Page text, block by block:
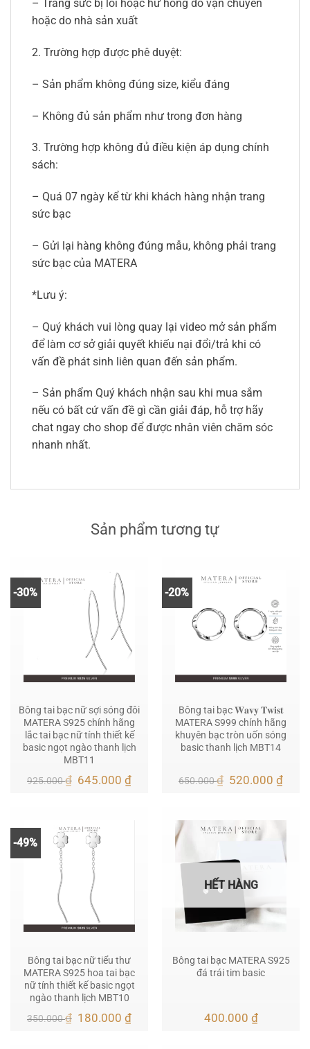
– Trang sức bị lỗi hoặc hư hỏng do vận chuyển
hoặc do nhà sản xuất
2. Trường hợp được phê duyệt:
– Sản phẩm không đúng size, kiểu đáng
– Không đủ sản phẩm như trong đơn hàng
3. Trường hợp không đủ điều kiện áp dụng chính
sách:
– Quá 07 ngày kể từ khi khách hàng nhận trang
sức bạc
– Gửi lại hàng không đúng mẫu, không phải trang
sức bạc của MATERA
*Lưu ý:
– Quý khách vui lòng quay lại video mở sản phẩm
để làm cơ sở giải quyết khiếu nại đổi/trả khi có
vấn đề phát sinh liên quan đến sản phẩm.
– Sản phẩm Quý khách nhận sau khi mua sắm
nếu có bất cứ vấn đề gì cần giải đáp, hỗ trợ hãy
chat ngay cho shop để được nhân viên chăm sóc
nhanh nhất.
Sản phẩm tương tự
-30%
Bông tai bạc nữ sợi sóng đôi
MATERA S925 chính hãng
lắc tai bạc nữ tính thiết kế
basic ngọt ngào thanh lịch
MBT11
925.000₫ Giá
645.000₫Giá
645.000 ₫.
-20%
Bông tai bạc 𝐖𝐚𝐯𝐲 𝐓𝐰𝐢𝐬𝐭
MATERA S999 chính hãng
khuyên bạc tròn uốn sóng
basic thanh lịch MBT14
650.000₫ Giá
520.000₫Giá
-49%
Bông tai bạc nữ tiểu thư
MATERA S925 hoa tai bạc
nữ tính thiết kế basic ngọt
ngào thanh lịch MBT10
350.000₫ Giá
180.000₫Giá
HẾT HÀNG
Bông tai bạc MATERA S925
đá trái tim basic
400.000 ₫